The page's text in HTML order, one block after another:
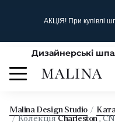
АКЦІЯ! При купівлі
Дизайнерські
Malina Design Studio
Колекція Charleston ,